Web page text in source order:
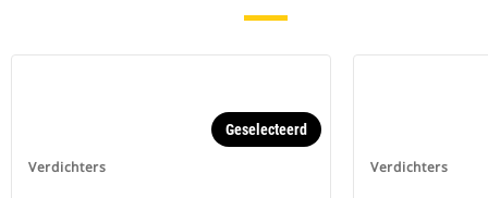
Verdichters
Geselecteerd
Verdichters